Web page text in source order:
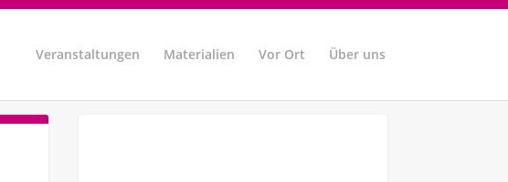
Veranstaltungen Materialien Vor Ort Über uns